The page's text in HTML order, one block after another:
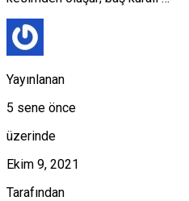
Yayınlanan
5 sene önce
üzerinde
Ekim 9, 2021
Tarafından